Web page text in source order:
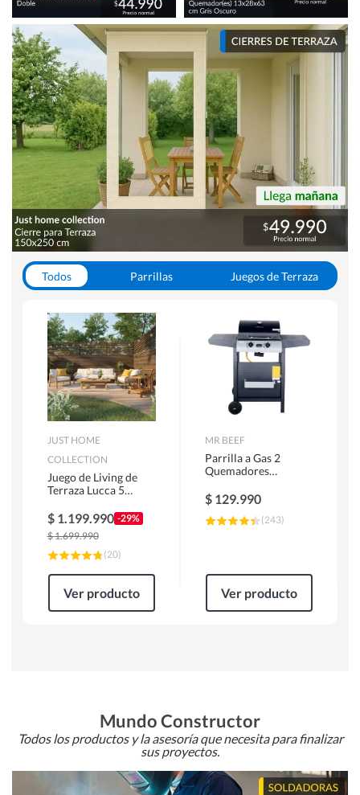
Todos Parrillas
Juegos de Terraza
JUST HOME
COLLECTION
Juego de Living de
Terraza Lucca 5
$ 1.199.990 -29%
$1.699.990
(20)
Ver producto
MR BEEF
Parrilla a Gas 2
Quemadores
$ 129.990
(243)
Ver producto
Mundo Constructor
Todos los productos y la asesoría que necesita para finalizar
sus proyectos.